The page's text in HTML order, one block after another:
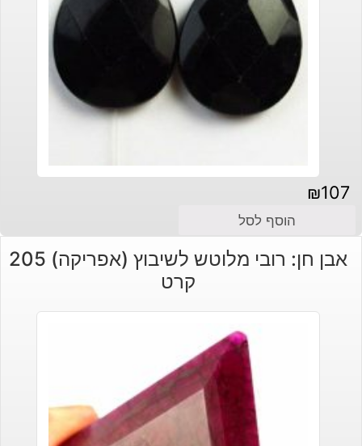
₪107
הוסף לסל
אבן חן: רובי מלוטש לשיבוץ (אפריקה) 205
קרט